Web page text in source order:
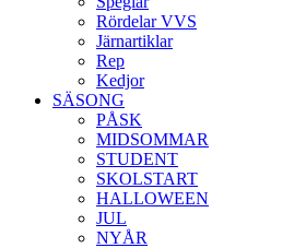
Rördelar VVS
Järnartiklar
Rep
Kedjor
SÄSONG
PÅSK
MIDSOMMAR
STUDENT
SKOLSTART
HALLOWEEN
JUL
NYÅR